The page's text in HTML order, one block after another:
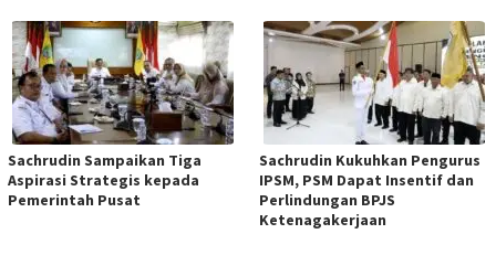
Sachrudin Sampaikan Tiga
Aspirasi Strategis kepada
Pemerintah Pusat
Sachrudin Kukuhkan Pengurus
IPSM, PSM Dapat Insentif dan
Perlindungan BPJS
Ketenagakerjaan